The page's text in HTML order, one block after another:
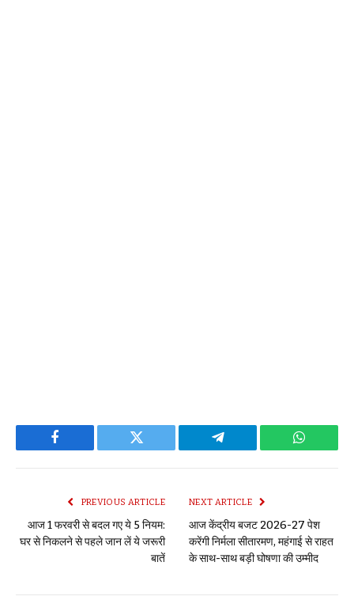
Facebook Twitter Telegram
PREVIOUS ARTICLE
आज 1 फरवरी से बदल गए ये 5 नियम:
घर से निकलने से पहले जान लें ये जरूरी
बातें
NEXT ARTICLE
आज केंद्रीय बजट 2026-27 पेश
करेंगी निर्मला सीतारमण, महंगाई से राहत
के साथ-साथ बड़ी घोषणा की उम्मीद